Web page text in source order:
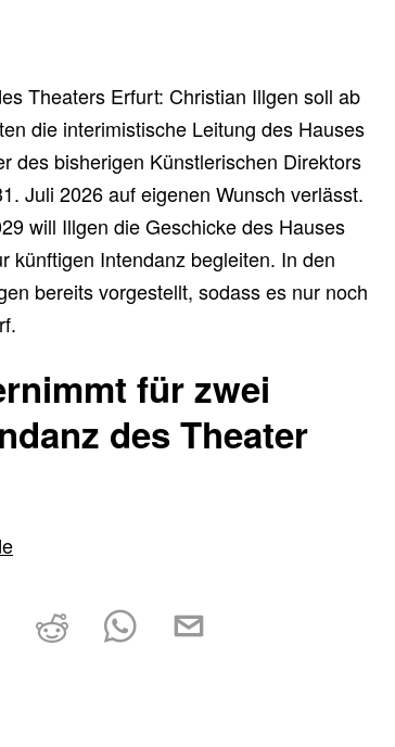
Theaters Erfurt: Christian Illgen soll ab
die interimistische Leitung des Hauses
des bisherigen Künstlerischen Direktors
Juli 2026 auf eigenen Wunsch verlässt.
will Illgen die Geschicke des Hauses
künftigen Intendanz begleiten. In den
bereits vorgestellt, sodass es nur noch
für zwei
des Theater